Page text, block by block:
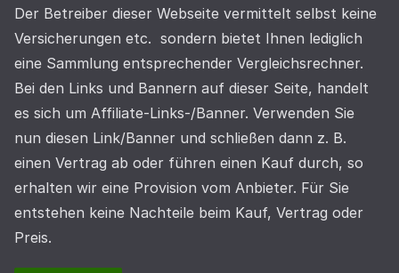
Der Betreiber dieser Webseite vermittelt selbst keine
Versicherungen etc. sondern bietet Ihnen lediglich
eine Sammlung entsprechender Vergleichsrechner.
Bei den Links und Bannern auf dieser Seite, handelt
es sich um Affiliate-Links-/Banner. Verwenden Sie
nun diesen Link/Banner und schließen dann z. B.
einen Vertrag ab oder führen einen Kauf durch, so
erhalten wir eine Provision vom Anbieter. Für Sie
entstehen keine Nachteile beim Kauf, Vertrag oder
Preis.